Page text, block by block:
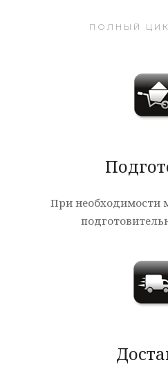
ПОЛНЫЙ
При необходимости